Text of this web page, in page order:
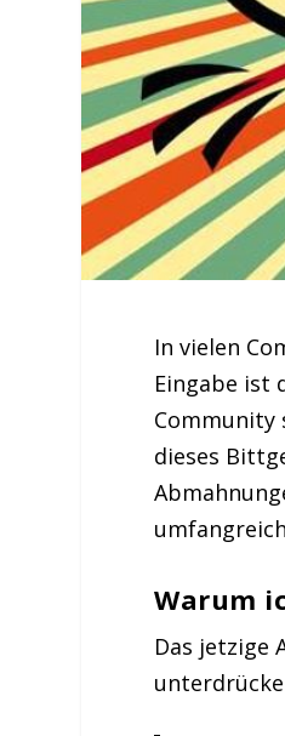
In vielen
Eingabe ist
Community
dieses
Warum
Das jetzige